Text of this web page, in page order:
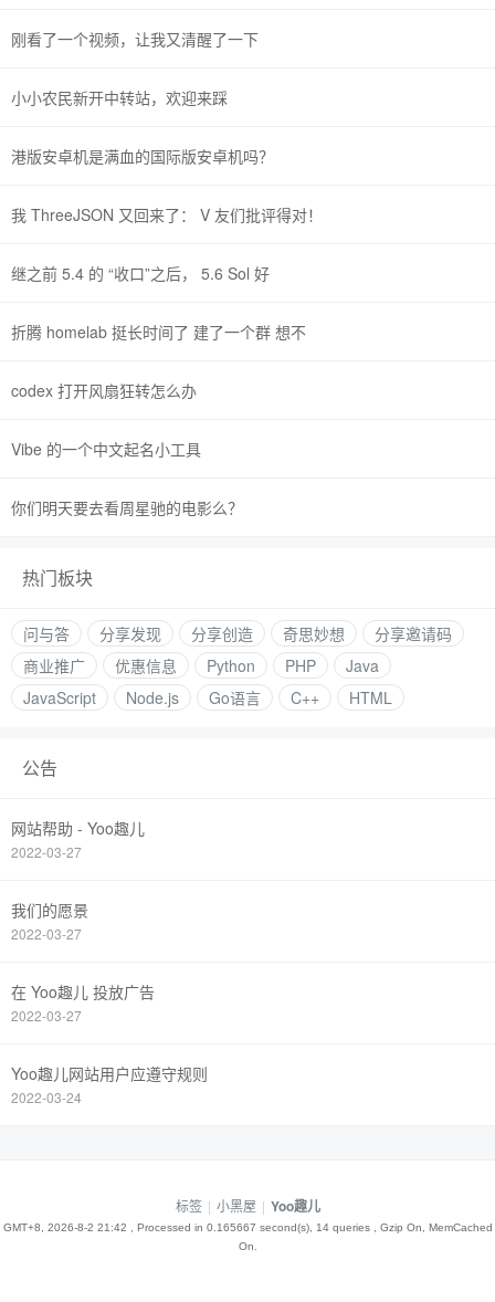
刚看了一个视频，让我又清醒了一下
小小农民新开中转站，欢迎来踩
港版安卓机是满血的国际版安卓机吗？
我 ThreeJSON 又回来了： V 友们批评得对！
继之前 5.4 的 “收口”之后， 5.6 Sol 好
折腾 homelab 挺长时间了 建了一个群 想不
codex 打开风扇狂转怎么办
Vibe 的一个中文起名小工具
你们明天要去看周星驰的电影么？
热门板块
问与答 分享发现 分享创造 奇思妙想
分享邀请码
商业推广
优惠信息 Python PHP
Java
JavaScript
Node.js Go语言 C++ HTML
公告
网站帮助 - Yoo趣儿
2022-03-27
我们的愿景
2022-03-27
在 Yoo趣儿 投放广告
2022-03-27
Yoo趣儿网站用户应遵守规则
2022-03-24
标签 | 小黑屋 | Yoo趣儿
GMT+8, 2026-8-2 21:42 , Processed in 0.165667 second(s), 14 queries , Gzip On, MemCached
On.